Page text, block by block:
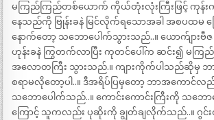
မကြည်ကြည်တစ်ယောက် ကိုယ်တုံးလုံးကြီးဖြင့် ကုန်းကု
နေသည်ကို ဗြုန်းခနဲ မြင်လိုက်ရသောအခါ အစပထမ က
နောက်တော့ သဘောပေါက်သွားသည်..။ ယောက်ျားဗီ
ဟုန်းခနဲ ကြွတက်လာပြီး ကုတင်ပေါ်က ဆင်း၍ မကြ
အလောတကြီး သွားသည်.။ ကျားကိုက်ပါသည်ဆိုမှ ဘ
စရာမလိုတော့ပါ..။ ဒီအရိပ်ပြမှတော့ ဘာအကောင်
သဘောပေါက်သည်..။ ကောင်းကောင်းကြီးကို သဘေ
ကြောင့် သူကလည်း ပုဆိုးကို ချွတ်ချလိုက်သည်..။ ဂွ